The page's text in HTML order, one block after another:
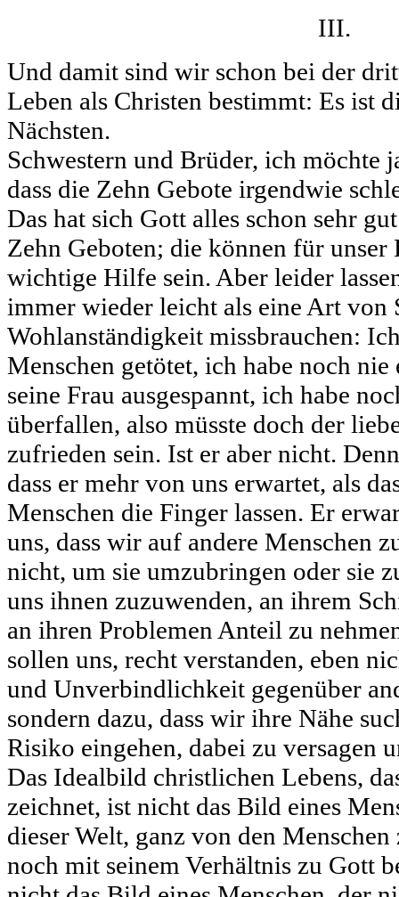
III.
Und damit sind wir schon bei der
Leben als Christen bestimmt: Es ist
Nächsten.
Schwestern und Brüder, ich möchte
dass die Zehn Gebote irgendwie
Das hat sich Gott alles schon sehr
Zehn Geboten; die können für
wichtige Hilfe sein. Aber leider
immer wieder leicht als eine Art von
Wohlanständigkeit missbrauchen:
Menschen getötet, ich habe noch
seine Frau ausgespannt, ich habe
überfallen, also müsste doch der
zufrieden sein. Ist er aber nicht.
dass er mehr von uns erwartet, als
Menschen die Finger lassen. Er
uns, dass wir auf andere Menschen
nicht, um sie umzubringen oder sie
uns ihnen zuzuwenden, an ihrem
an ihren Problemen Anteil zu
sollen uns, recht verstanden, eben
und Unverbindlichkeit gegenüber
sondern dazu, dass wir ihre Nähe
Risiko eingehen, dabei zu versagen
Das Idealbild christlichen Lebens,
zeichnet, ist nicht das Bild eines
dieser Welt, ganz von den
noch mit seinem Verhältnis zu Gott